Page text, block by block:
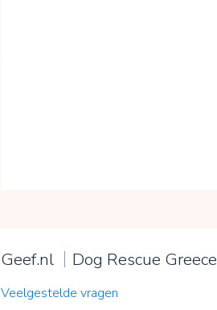
Geef.nl Dog Rescue Greece
Veelgestelde vragen